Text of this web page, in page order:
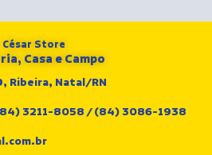
César Store
Casa e Campo
Ribeira, Natal/RN
3211-8058 / (84) 3086-1938